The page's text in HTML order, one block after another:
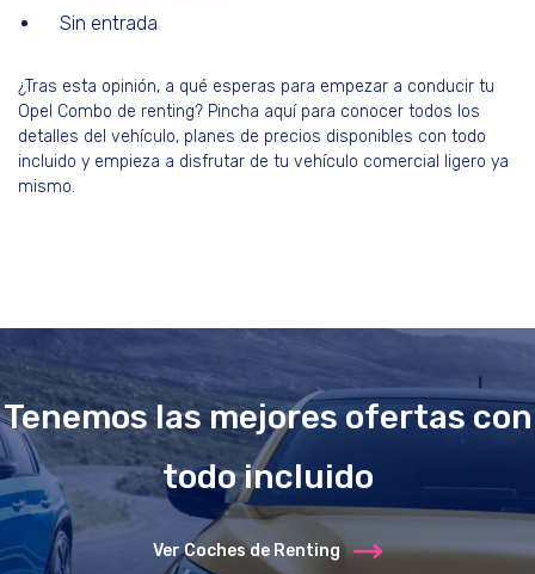
Sin entrada
¿Tras esta opinión, a qué esperas para empezar a conducir tu
Opel Combo de renting? Pincha aquí para conocer todos los
detalles del vehículo, planes de precios disponibles con todo
incluido y empieza a disfrutar de tu vehículo comercial ligero ya
mismo.
Tenemos las mejores ofertas con
todo incluido
Ver Coches de Renting